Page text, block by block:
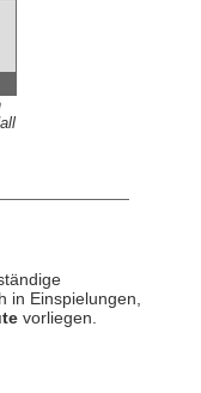
in Einspielungen,
vorliegen.